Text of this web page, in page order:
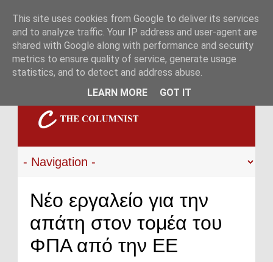
Νέο εργαλείο για την
απάτη στον τομέα του
ΦΠΑ από την ΕΕ
This site uses cookies from Google to deliver its services
and to analyze traffic. Your IP address and user-agent are
shared with Google along with performance and security
metrics to ensure quality of service, generate usage
statistics, and to detect and address abuse.
LEARN MORE
GOT IT